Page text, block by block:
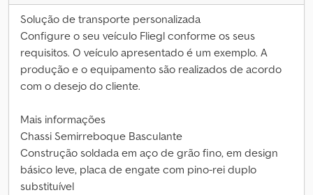
Solução de transporte personalizada
Configure o seu veículo Fliegl conforme os seus
requisitos. O veículo apresentado é um exemplo. A
produção e o equipamento são realizados de acordo
com o desejo do cliente.
Mais informações
Chassi Semirreboque Basculante
Construção soldada em aço de grão fino, em design
básico leve, placa de engate com pino-rei duplo
substituível